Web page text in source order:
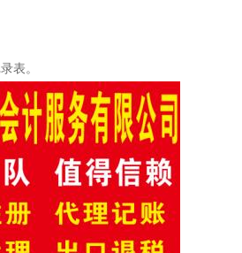
表。